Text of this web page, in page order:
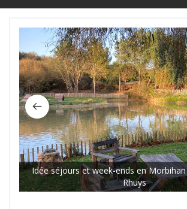
Idée séjours et week-ends en
Rhuys